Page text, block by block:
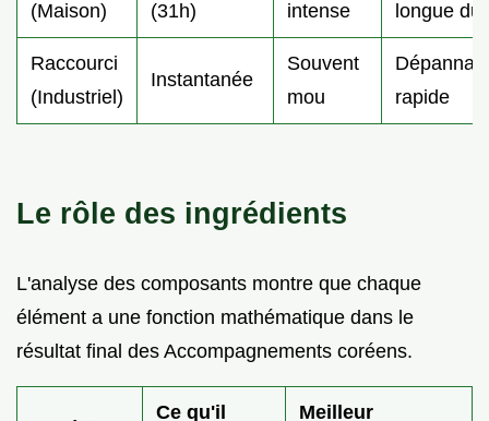
(Maison) (31h) intense longue
Raccourci
(Industriel)
Instantanée
Souvent
mou
rapide
Le rôle des ingrédients
L'analyse des composants montre que chaque
élément a une fonction mathématique dans le
résultat final des Accompagnements coréens.
Ce qu'il
Meilleur